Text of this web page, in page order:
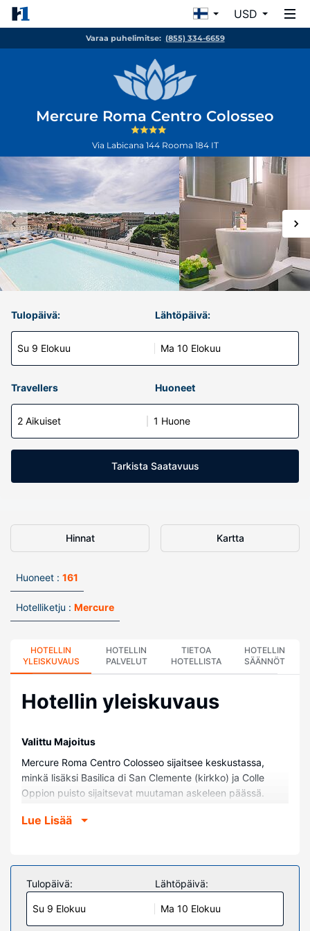
USD
Varaa puhelimitse: (855) 334-6659
Mercure Roma Centro Colosseo
Via Labicana 144 Rooma 184 IT
Tulopäivä:
Su 9 Elokuu
Lähtöpäivä:
Ma 10 Elokuu
Travellers Huoneet
2 Aikuiset 1 Huone
Tarkista Saatavuus
Hinnat Kartta
Huoneet : 161
Hotelliketju : Mercure
HOTELLIN
YLEISKUVAUS
HOTELLIN
PALVELUT
TIETOA
HOTELLISTA
HOTELLIN
SÄÄNNÖT
Hotellin yleiskuvaus
Valittu Majoitus
Mercure Roma Centro Colosseo sijaitsee keskustassa,
minkä lisäksi Basilica di San Clemente (kirkko) ja Colle
Oppion puisto sijaitsevat muutaman askeleen päässä.
Brancaccio ja 1 km:n päässä kohteesta Domus Aurea.
Kaikkien 161 huoneen varusteluun kuuluu minibaari.
Mukavuuksiin kuuluu satelliittikanavat sekä ilmainen
langaton internetyhteys. Huoneissa on oma kylpyhuone, ja
sen varusteluun kuuluu suihku, ilmaiset hygieniatuotteet ja
bidee. Varusteluun kuuluu puhelin, tallelokero ja työpöytä.
Lue Lisää
Tulopäivä:
Su 9 Elokuu
Lähtöpäivä:
Ma 10 Elokuu